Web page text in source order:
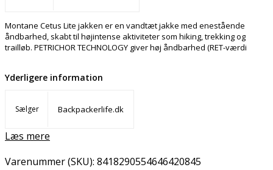
Montane Cetus Lite jakken er en vandtæt jakke med enestående
åndbarhed, skabt til højintense aktiviteter som hiking, trekking og
trailløb. PETRICHOR TECHNOLOGY giver høj åndbarhed (RET-værdi
Yderligere information
Sælger Backpackerlife.dk
Læs mere
Varenummer (SKU): 8418290554646420845